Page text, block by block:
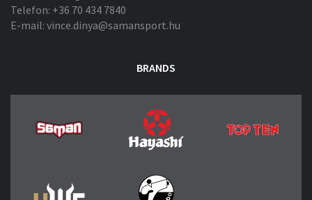
Telefon: +36 70 434 7840
E-mail: vince.dinya@samansport.hu
BRANDS